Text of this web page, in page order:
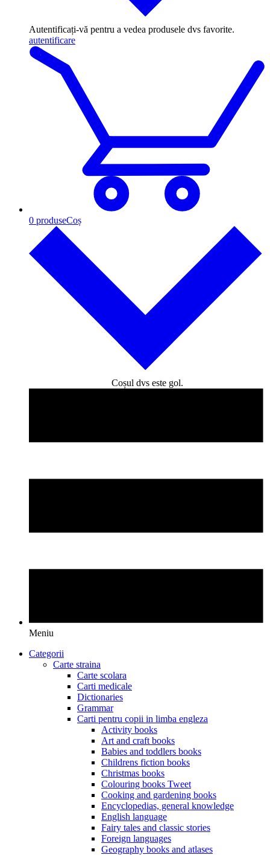
Autentificați-vă pentru a vedea produsele dvs favorite.
autentificare
0 produseCoș
Coșul dvs este gol.
Meniu
Categorii
Carte straina
Carte scolara
Carti medicale
Dictionaries
Grammar
Carti pentru copii in limba engleza
Activity books
Art and craft books
Babies and toddlers books
Childrens fiction books
Christmas books
Colouring books Tweet
Cooking and gardening books
Encyclopedias, general knowledge
English language
Fairy tales and classic stories
Foreign languages
Geography books and atlases